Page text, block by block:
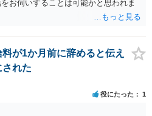
お伺いすることは可能かと思われま
が1か月前に辞めると伝え
れた
役にたった 1